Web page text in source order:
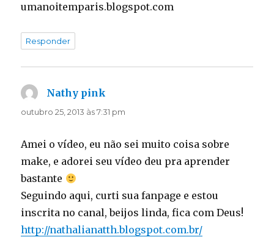
umanoitemparis.blogspot.com
Responder
Nathy pink
outubro 25, 2013 às 7:31 pm
Amei o vídeo, eu não sei muito coisa sobre
make, e adorei seu vídeo deu pra aprender
bastante
Seguindo aqui, curti sua fanpage e estou
inscrita no canal, beijos linda, fica com Deus!
http://nathalianatth.blogspot.com.br/